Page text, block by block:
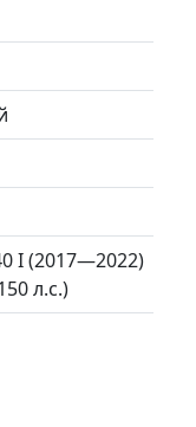
I (2017—2022)
л.с.)